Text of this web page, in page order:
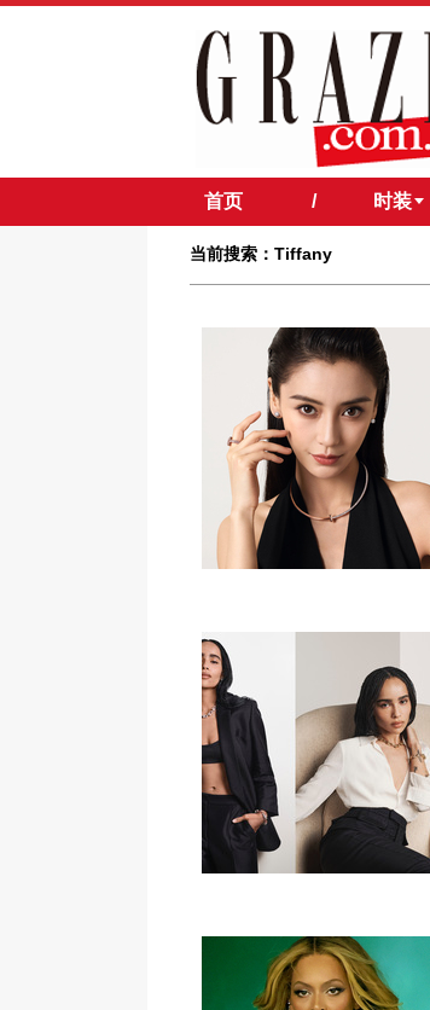
首页 / 时装
当前搜索：Tiffany